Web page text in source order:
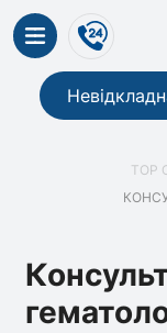
TOP